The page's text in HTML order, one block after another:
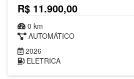
R$ 11.900,00
0 km
AUTOMÁTICO
2026
ELETRICA